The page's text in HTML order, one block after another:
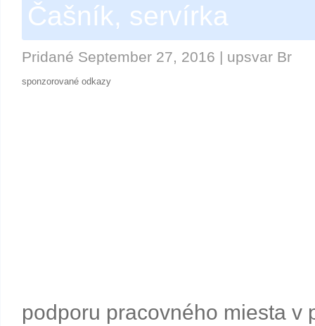
Čašník, servírka
Pridané September 27, 2016 | upsvar Br
sponzorované odkazy
podporu pracovného miesta v